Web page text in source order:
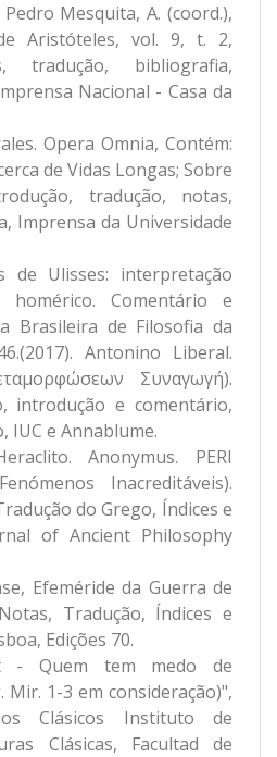
Mesquita, A. (coord.),
Aristóteles, vol. 9, t. 2,
tradução, bibliografia,
Nacional - Casa da
Opera Omnia, Contém:
de Vidas Longas; Sobre
tradução, notas,
Imprensa da Universidade
de Ulisses: interpretação
Comentário e
Brasileira de Filosofia da
Antonino Liberal.
Συναγωγή).
introdução e comentário,
IUC e Annablume.
Anonymus. PERI
Inacreditáveis).
do Grego, Índices e
of Ancient Philosophy
Efeméride da Guerra de
Tradução, Índices e
Edições 70.
- Quem tem medo de
Mir. 1-3 em consideração)",
Clásicos Instituto de
Clásicas, Facultad de